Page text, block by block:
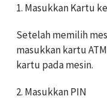
1. Masukkan Kartu
Setelah memilih
masukkan kartu
kartu pada mesin.
2. Masukkan PIN